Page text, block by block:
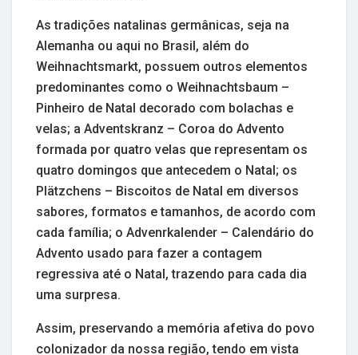
As tradições natalinas germânicas, seja na
Alemanha ou aqui no Brasil, além do
Weihnachtsmarkt, possuem outros elementos
predominantes como o Weihnachtsbaum –
Pinheiro de Natal decorado com bolachas e
velas; a Adventskranz – Coroa do Advento
formada por quatro velas que representam os
quatro domingos que antecedem o Natal; os
Plätzchens – Biscoitos de Natal em diversos
sabores, formatos e tamanhos, de acordo com
cada família; o Advenrkalender – Calendário do
Advento usado para fazer a contagem
regressiva até o Natal, trazendo para cada dia
uma surpresa.
Assim, preservando a memória afetiva do povo
colonizador da nossa região, tendo em vista